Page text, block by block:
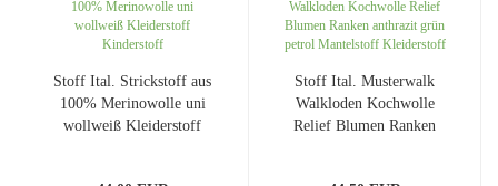
Stoff Ital. Strickstoff aus
100% Merinowolle uni
wollweiß Kleiderstoff
Stoff Ital. Musterwalk
Walkloden Kochwolle
Relief Blumen Ranken